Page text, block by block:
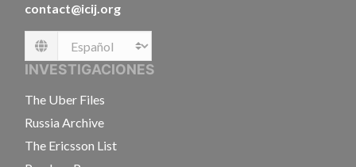
contact@icij.org
Language
INVESTIGACIONES
The Uber Files
Russia Archive
The Ericsson List